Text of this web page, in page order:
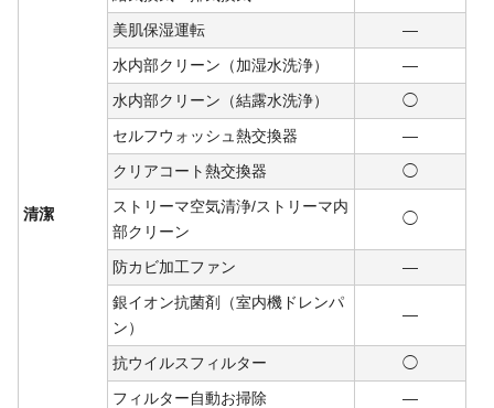
清潔
美肌保湿運転
―
水内部クリーン（加湿水洗浄）
―
水内部クリーン（結露水洗浄）
◯
セルフウォッシュ熱交換器
―
クリアコート熱交換器
◯
ストリーマ空気清浄/ストリーマ内
部クリーン
◯
防カビ加工ファン
―
銀イオン抗菌剤（室内機ドレンパ
ン）
―
抗ウイルスフィルター
◯
フィルター自動お掃除
―